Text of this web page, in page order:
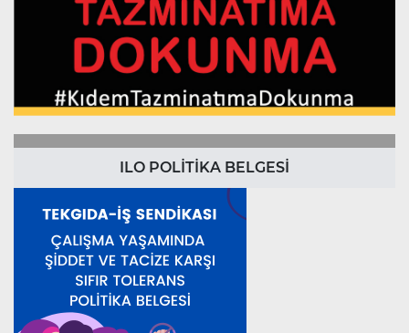
ILO POLİTİKA BELGESİ